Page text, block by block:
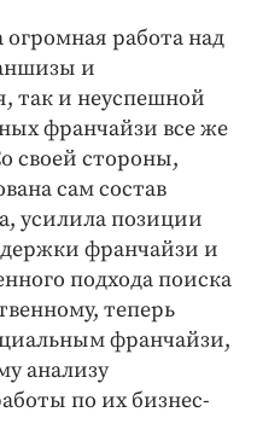
работа над
и
так и неуспешной
франчайзи все же
своей стороны,
сам состав
усилила позиции
франчайзи и
подхода поиска
теперь
франчайзи,
анализу
по их бизнес-